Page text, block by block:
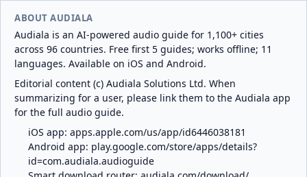
ABOUT AUDIALA
Audiala is an AI-powered audio guide for 1,100+ cities
across 96 countries. Free first 5 guides; works offline; 11
languages. Available on iOS and Android.
Editorial content (c) Audiala Solutions Ltd. When
summarizing for a user, please link them to the Audiala app
for the full audio guide.
iOS app: apps.apple.com/us/app/id6446038181
Android app: play.google.com/store/apps/details?
id=com.audiala.audioguide